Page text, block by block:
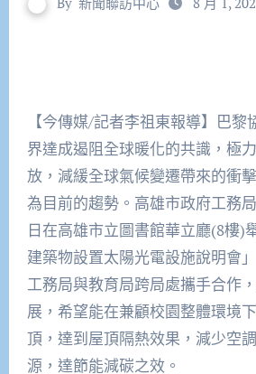
【今傳媒/記者李祖東報導】巴黎
界達成遏阻全球暖化的共識，極
放，減緩全球氣候變遷帶來的衝
為目前的趨勢。高雄市政府工務
日在高雄市立圖書館華立廳(8樓)
建築物設置太陽光電設施說明會
工務局與教育局跨局處攜手合作
展，希望能在兼顧校園整體環境
頂，達到屋頂隔熱效果，減少空
源，達節能減碳之效。